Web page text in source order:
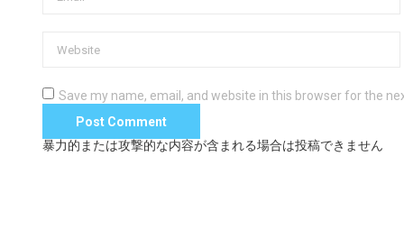
Save my name, email, and website in this browser for the
暴力的または攻撃的な内容が含まれる場合は投稿できません